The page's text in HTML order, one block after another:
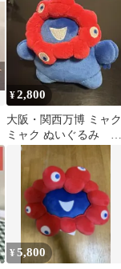
ット
¥2,800
大阪・関西万博 ミャク
ミャク ぬいぐるみ マ
スコット もっちり
¥5,800